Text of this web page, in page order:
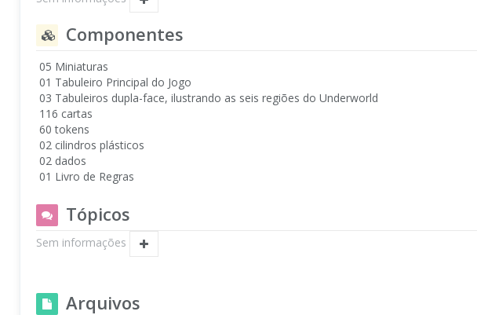
Componentes
05 Miniaturas
01 Tabuleiro Principal do Jogo
03 Tabuleiros dupla-face, ilustrando as seis regiões do Underworld
116 cartas
60 tokens
02 cilindros plásticos
02 dados
01 Livro de Regras
Tópicos
Sem informações
Arquivos